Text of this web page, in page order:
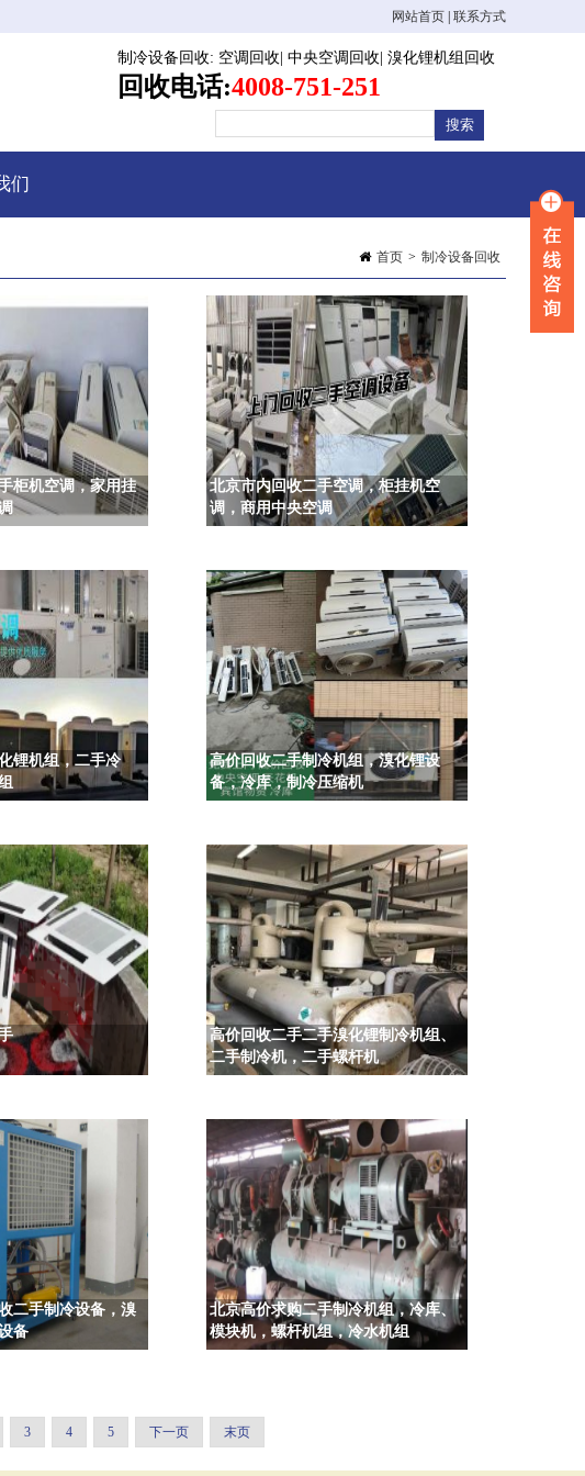
网站首页 联系方式
制冷设备回收: 空调回收 中央空调回收 溴化锂机组回收
回收电话:4008-751-251
们
首页 > 制冷设备回收
柜机空调，家用挂
北京市内回收二手空调，柜挂机空
调，商用中央空调
锂机组，二手冷
高价回收二手制冷机组，溴化锂设
备，冷库，制冷压缩机
高价回收二手二手溴化锂制冷机组、
二手制冷机，二手螺杆机
二手制冷设备，溴
备
北京高价求购二手制冷机组，冷库、
模块机，螺杆机组，冷水机组
3 4 5 下一页 末页